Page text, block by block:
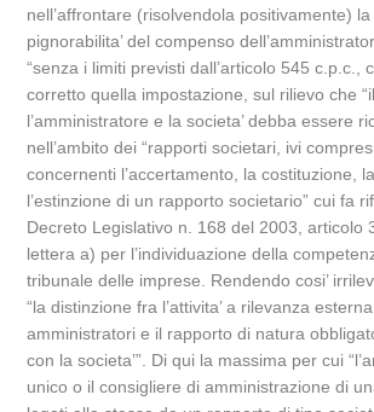
nell’affrontare (risolvendola positivamente)
pignorabilita’ del compenso
“senza i limiti previsti dall’articolo 545 c.p.c.,
corretto quella impostazione, sul rilievo che
l’amministratore e la societa’ debba essere
nell’ambito dei “rapporti societari, ivi
concernenti l’accertamento, la costituzione,
l’estinzione di un rapporto societario” cui fa
Decreto Legislativo n. 168 del 2003, articolo
lettera a) per l’individuazione della
tribunale delle imprese. Rendendo cosi’
“la distinzione fra l’attivita’ a rilevanza
amministratori e il rapporto di natura
con la societa’”. Di qui la massima per cui
unico o il consigliere di amministrazione di